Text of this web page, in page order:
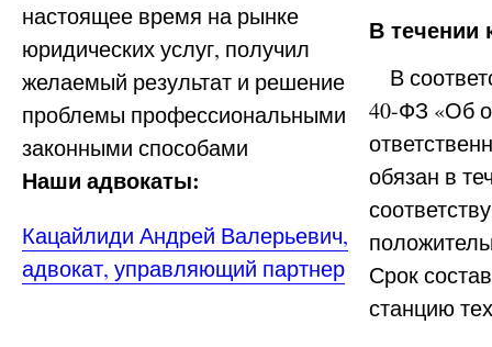
настоящее время на рынке
юридических услуг, получил
желаемый результат и решение
проблемы профессиональными
законными способами
Наши адвокаты:
Кацайлиди Андрей Валерьевич,
адвокат, управляющий партнер
В течении
В
40-ФЗ «Об
обязан в
Срок
станцию